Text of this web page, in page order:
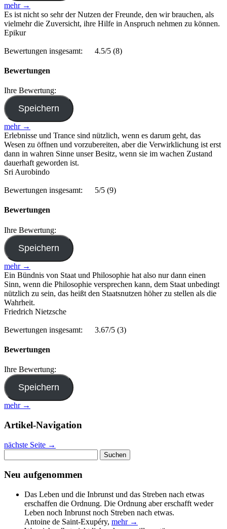
mehr →
Es ist nicht so sehr der Nutzen der Freunde, den wir brauchen, als
vielmehr die Zuversicht, ihre Hilfe in Anspruch nehmen zu können.
Epikur
Bewertungen insgesamt: 4.5/5 (8)
Bewertungen
Ihre Bewertung:
mehr →
Erlebnisse und Trance sind nützlich, wenn es darum geht, das
Wesen zu öffnen und vorzubereiten, aber die Verwirklichung ist erst
dann in wahren Sinne unser Besitz, wenn sie im wachen Zustand
dauerhaft geworden ist.
Sri Aurobindo
Bewertungen insgesamt: 5/5 (9)
Bewertungen
Ihre Bewertung:
mehr →
Ein Bündnis von Staat und Philosophie hat also nur dann einen
Sinn, wenn die Philosophie versprechen kann, dem Staat unbedingt
nützlich zu sein, das heißt den Staatsnutzen höher zu stellen als die
Wahrheit.
Friedrich Nietzsche
Bewertungen insgesamt: 3.67/5 (3)
Bewertungen
Ihre Bewertung:
mehr →
Artikel-Navigation
nächste Seite →
nach:
Neu aufgenommen
Das Leben und die Inbrunst und das Streben nach etwas
erschaffen die Ordnung. Die Ordnung aber erschafft weder
Leben noch Inbrunst noch Streben nach etwas.
Antoine de Saint-Exupéry, mehr →